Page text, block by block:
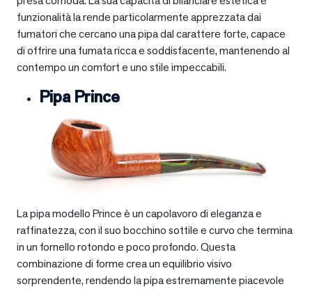
funzionalità la rende particolarmente apprezzata dai
fumatori che cercano una pipa dal carattere forte, capace
di offrire una fumata ricca e soddisfacente, mantenendo al
contempo un comfort e uno stile impeccabili.
Pipa Prince
La pipa modello Prince è un capolavoro di eleganza e
raffinatezza, con il suo bocchino sottile e curvo che termina
in un fornello rotondo e poco profondo. Questa
combinazione di forme crea un equilibrio visivo
sorprendente, rendendo la pipa estremamente piacevole